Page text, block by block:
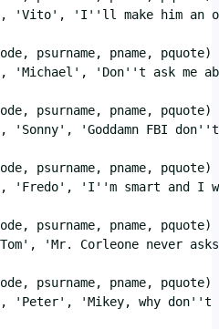
'Vito', 'I''ll make him
psurname, pname, pquote)
'Michael', 'Don''t ask me
psurname, pname, pquote)
'Sonny', 'Goddamn FBI
psurname, pname, pquote)
'Fredo', 'I''m smart and I
psurname, pname, pquote)
'Mr. Corleone never
psurname, pname, pquote)
'Peter', 'Mikey, why